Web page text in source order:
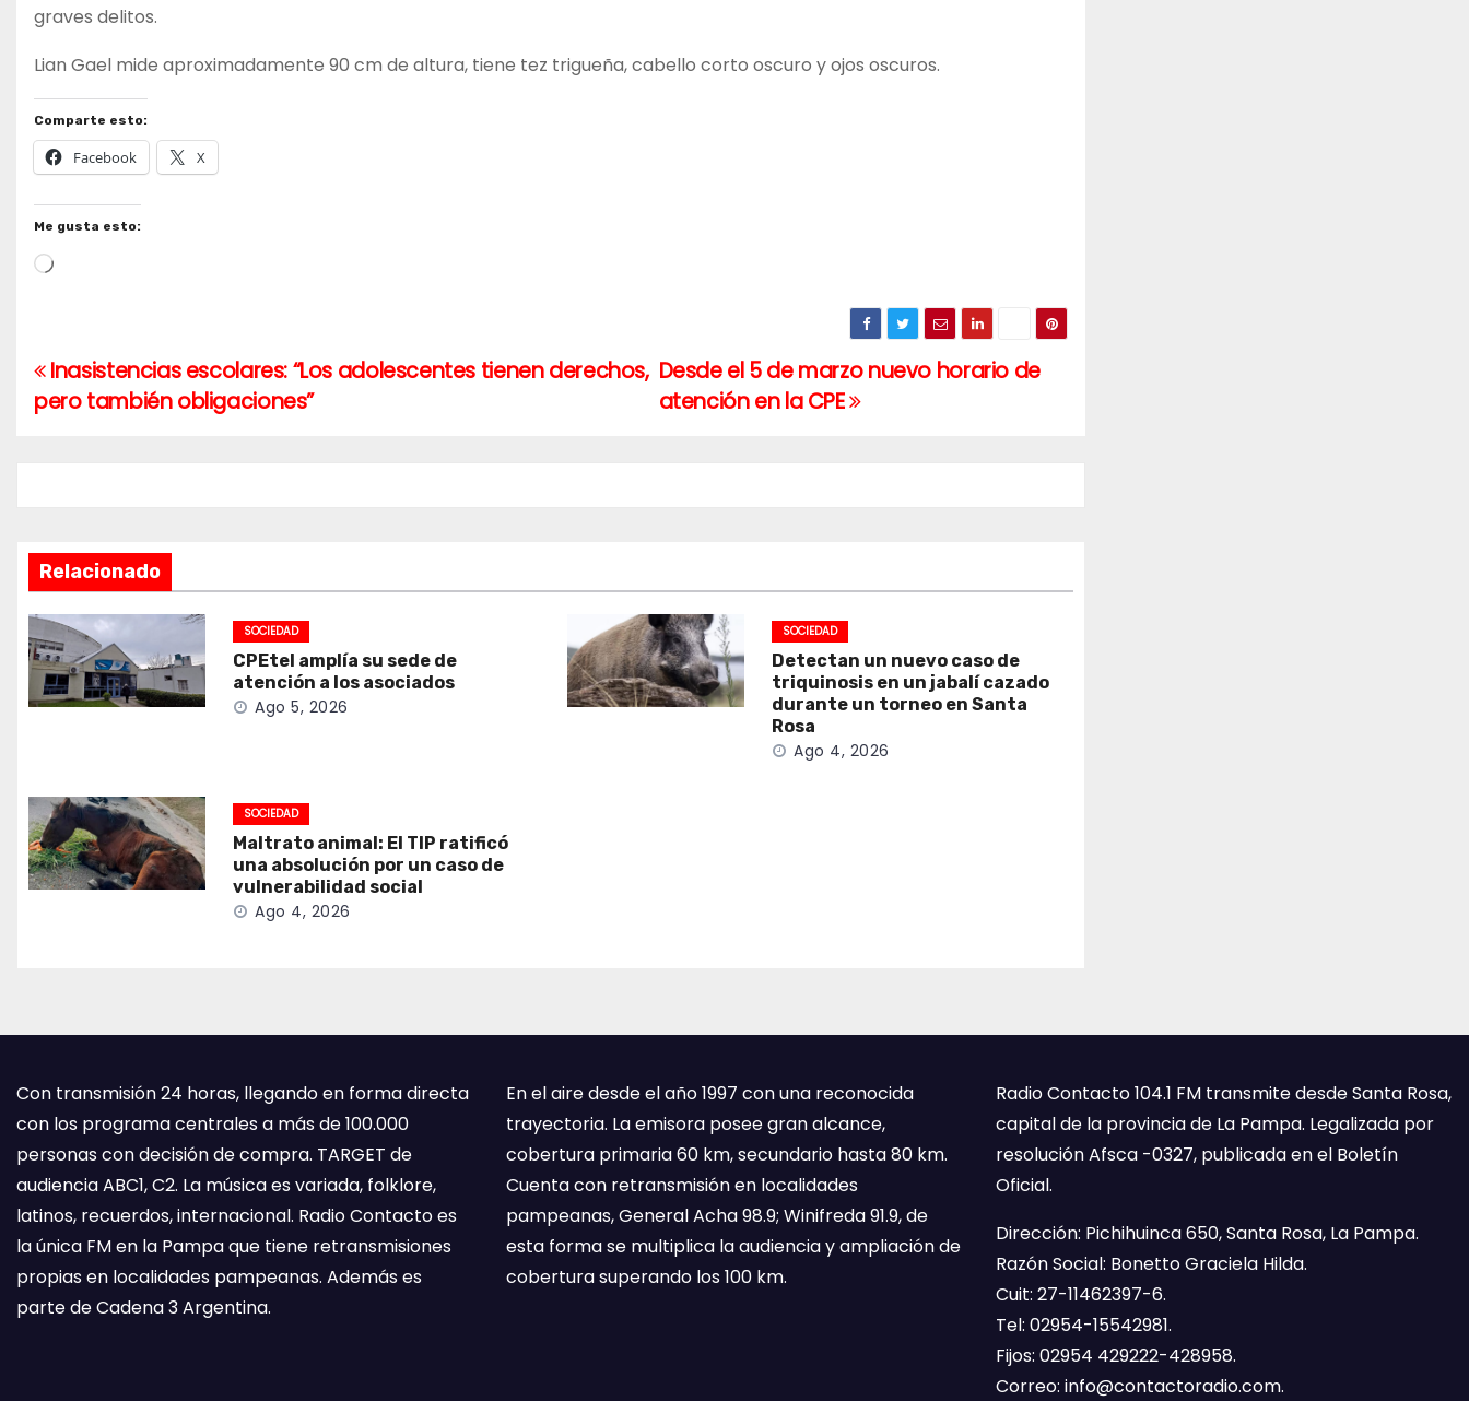
graves delitos.
Lian Gael mide aproximadamente 90 cm de altura, tiene tez trigueña, cabello corto oscuro y ojos oscuros.
Comparte esto:
Facebook X
Me gusta esto:
Cargando...
Navegación
de
Desde el 5 de marzo nuevo horario de
atención en la CPE
Inasistencias escolares: “Los adolescentes tienen derechos,
pero también obligaciones”
Relacionado
SOCIEDAD
CPEtel amplía su sede de
atención a los asociados
Ago 5, 2026
SOCIEDAD
Detectan un nuevo caso de
triquinosis en un jabalí cazado
durante un torneo en Santa
Rosa
Ago 4, 2026
SOCIEDAD
Maltrato animal: El TIP ratificó
una absolución por un caso de
vulnerabilidad social
Ago 4, 2026
Con transmisión 24 horas, llegando en forma directa
con los programa centrales a más de 100.000
personas con decisión de compra. TARGET de
audiencia ABC1, C2. La música es variada, folklore,
latinos, recuerdos, internacional. Radio Contacto es
la única FM en la Pampa que tiene retransmisiones
propias en localidades pampeanas. Además es
parte de Cadena 3 Argentina.
En el aire desde el año 1997 con una reconocida
trayectoria. La emisora posee gran alcance,
cobertura primaria 60 km, secundario hasta 80 km.
Cuenta con retransmisión en localidades
pampeanas, General Acha 98.9; Winifreda 91.9, de
esta forma se multiplica la audiencia y ampliación de
cobertura superando los 100 km.
Radio Contacto 104.1 FM transmite desde Santa Rosa,
capital de la provincia de La Pampa. Legalizada por
resolución Afsca -0327, publicada en el Boletín
Oficial.
Dirección: Pichihuinca 650, Santa Rosa, La Pampa.
Razón Social: Bonetto Graciela Hilda.
Cuit: 27-11462397-6.
Tel: 02954-15542981.
Fijos: 02954 429222-428958.
Correo: info@contactoradio.com.